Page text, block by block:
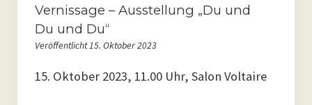
Vernissage – Ausstellung „Du und
Du und Du“
Veröffentlicht 15. Oktober 2023
15. Oktober 2023, 11.00 Uhr, Salon Voltaire